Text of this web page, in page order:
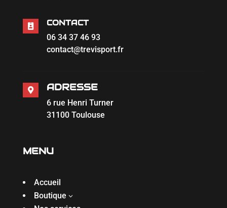

CONTACT
06 34 37 46 93
contact@trevisport.fr
 ADRESSE
6 rue Henri Turner
31100 Toulouse
MENU
Accueil
Boutique 3